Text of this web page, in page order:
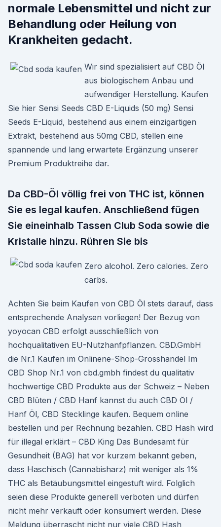
normale Lebensmittel und nicht zur
Behandlung oder Heilung von
Krankheiten gedacht.
Wir sind spezialisiert auf CBD Öl
aus biologischem Anbau und
aufwendiger Herstellung. Kaufen
Sie hier Sensi Seeds CBD E-Liquids (50 mg) Sensi
Seeds E-Liquid, bestehend aus einem einzigartigen
Extrakt, bestehend aus 50mg CBD, stellen eine
spannende und lang erwartete Ergänzung unserer
Premium Produktreihe dar.
Da CBD-Öl völlig frei von THC ist, können
Sie es legal kaufen. Anschließend fügen
Sie eineinhalb Tassen Club Soda sowie die
Kristalle hinzu. Rühren Sie bis
Zero alcohol. Zero calories. Zero
carbs.
Achten Sie beim Kaufen von CBD Öl stets darauf, dass
entsprechende Analysen vorliegen! Der Bezug von
yoyocan CBD erfolgt ausschließlich von
hochqualitativen EU-Nutzhanfpflanzen. CBD.GmbH
die Nr.1 Kaufen im Onlinene-Shop-Grosshandel Im
CBD Shop Nr.1 von cbd.gmbh findest du qualitativ
hochwertige CBD Produkte aus der Schweiz – Neben
CBD Blüten / CBD Hanf kannst du auch CBD Öl /
Hanf Öl, CBD Stecklinge kaufen. Bequem online
bestellen und per Rechnung bezahlen. CBD Hash wird
für illegal erklärt – CBD King Das Bundesamt für
Gesundheit (BAG) hat vor kurzem bekannt geben,
dass Haschisch (Cannabisharz) mit weniger als 1%
THC als Betäubungsmittel eingestuft wird. Folglich
seien diese Produkte generell verboten und dürfen
nicht mehr verkauft oder konsumiert werden. Diese
Meldung überrascht nicht nur viele CBD Hash